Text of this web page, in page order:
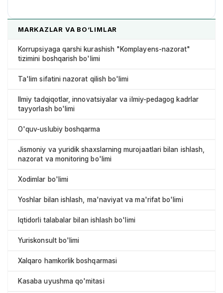
MARKAZLAR VA BO‘LIMLAR
Korrupsiyaga qarshi kurashish "Komplayens-nazorat"
tizimini boshqarish bo'limi
Ta'lim sifatini nazorat qilish bo'limi
Ilmiy tadqiqotlar, innovatsiyalar va ilmiy-pedagog kadrlar
tayyorlash bo'limi
O'quv-uslubiy boshqarma
Jismoniy va yuridik shaxslarning murojaatlari bilan ishlash,
nazorat va monitoring bo'limi
Xodimlar bo'limi
Yoshlar bilan ishlash, ma'naviyat va ma'rifat bo'limi
Iqtidorli talabalar bilan ishlash bo'limi
Yuriskonsult bo'limi
Xalqaro hamkorlik boshqarmasi
Kasaba uyushma qo'mitasi